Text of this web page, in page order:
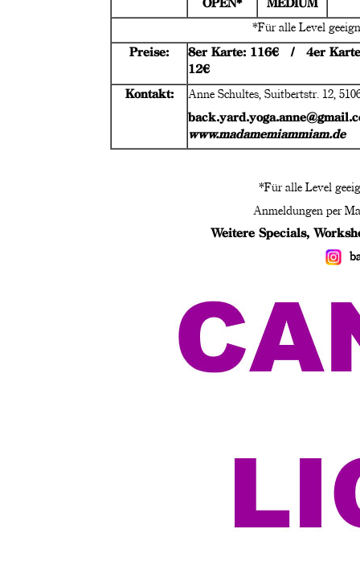
*Für alle Level
Preise:
8er Karte: 116€ / 4er
12€
Kontakt:
Anne Schultes, Suitbertstr. 12,
www.madamemiammiam.de
*Für alle Level
Anmeldungen per
Weitere Specials,